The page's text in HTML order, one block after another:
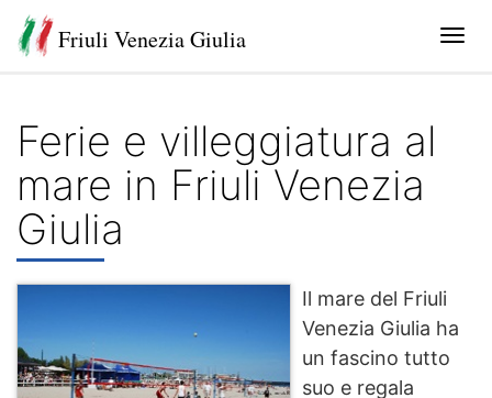
Friuli Venezia Giulia
Ferie e villeggiatura al
mare in Friuli Venezia
Giulia
Il mare del Friuli
Venezia Giulia ha
un fascino tutto
suo e regala